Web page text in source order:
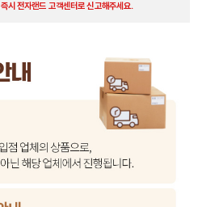
즉시 전자랜드 고객센터로 신고해주세요.